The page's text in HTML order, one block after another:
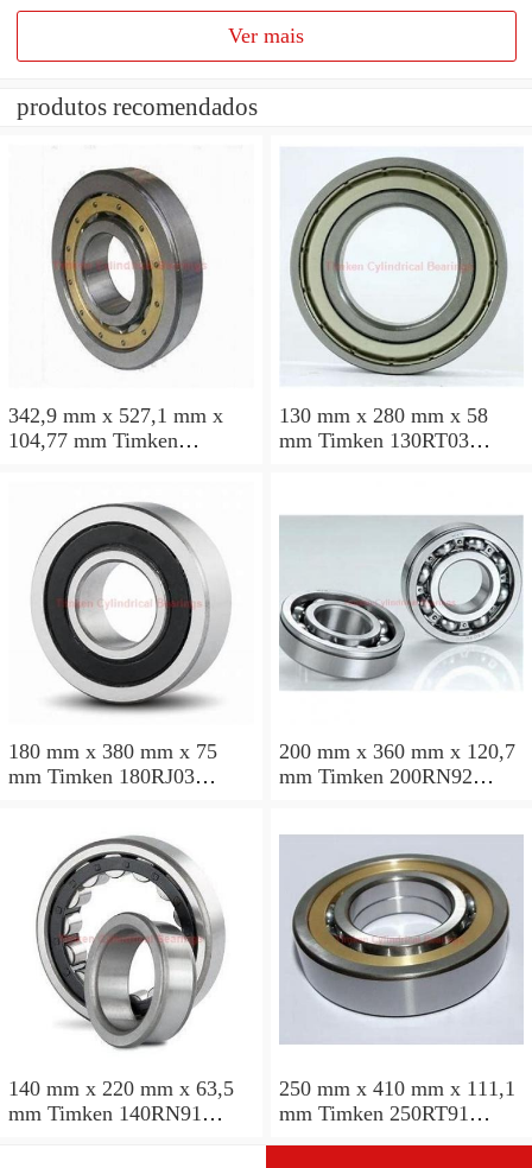
Ver mais
produtos recomendados
342,9 mm x 527,1 mm x
104,77 mm Timken
130 mm x 280 mm x 58
mm Timken 130RT03
180 mm x 380 mm x 75
mm Timken 180RJ03
200 mm x 360 mm x 120,7
mm Timken 200RN92
140 mm x 220 mm x 63,5
mm Timken 140RN91
250 mm x 410 mm x 111,1
mm Timken 250RT91